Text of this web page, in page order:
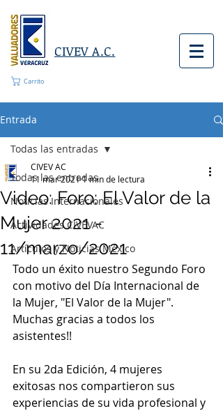
CIVEV A.C.
Carrito
Entrada
Todas las entradas
Noticias Internacionales
Actividades CIVEVAC
Artículos y Noticias México
Todas las entradas
Video: Foro: El Valor de la
Mujer 2021 -
11/marzo/2021
CIVEV AC
11 mar 20211 min de lectura
Todo un éxito nuestro Segundo Foro
con motivo del Día Internacional de
la Mujer, "El Valor de la Mujer".
Muchas gracias a todos los
asistentes!!
En su 2da Edición, 4 mujeres
exitosas nos compartieron sus
experiencias de su vida profesional y